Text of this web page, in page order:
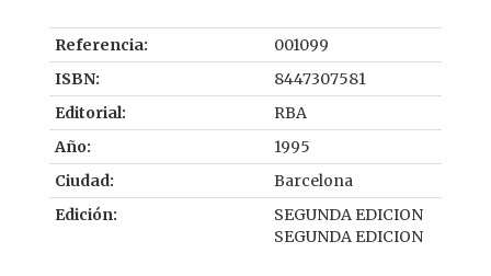
Referencia:
001099
ISBN:
8447307581
Editorial:
RBA
Año:
1995
Ciudad:
Barcelona
Edición:
SEGUNDA EDICION
SEGUNDA EDICION